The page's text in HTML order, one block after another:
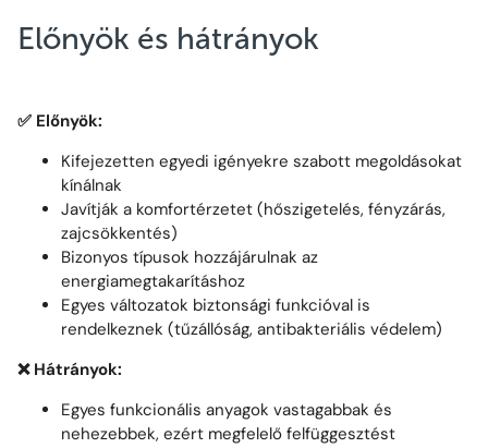
Előnyök és hátrányok
✅ Előnyök:
Kifejezetten egyedi igényekre szabott megoldásokat
kínálnak
Javítják a komfortérzetet (hőszigetelés, fényzárás,
zajcsökkentés)
Bizonyos típusok hozzájárulnak az
energiamegtakarításhoz
Egyes változatok biztonsági funkcióval is
rendelkeznek (tűzállóság, antibakteriális védelem)
❌Hátrányok:
Egyes funkcionális anyagok vastagabbak és
nehezebbek, ezért megfelelő felfüggesztést